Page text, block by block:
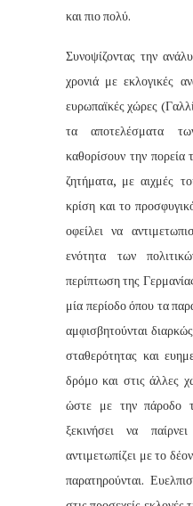
και πιο πολύ.
Συνοψίζοντας την
χρονιά με εκλογικές
ευρωπαϊκές χώρες
τα αποτελέσματα
καθορίσουν την
ζητήματα, με αιχμές
κρίση και το
οφείλει να
ενότητα των
περίπτωση της
μία περίοδο όπου τα
αμφισβητούνται
σταθερότητας και
δρόμο και στις άλλες
ώστε με την πάροδο
ξεκινήσει να
αντιμετωπίζει με το
παρατηρούνται.